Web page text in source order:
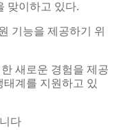
맞이하고 있다.
기능을 제공하기 위
새로운 경험을 제공
계를 지원하고 있
다